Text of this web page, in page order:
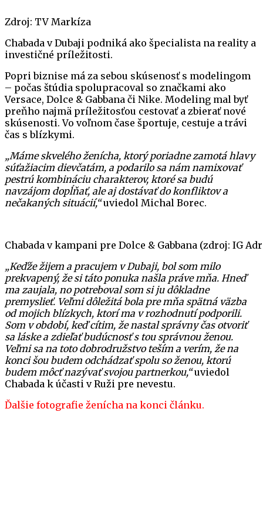
Zdroj: TV Markíza
Chabada v Dubaji podniká ako špecialista na reality a
investičné príležitosti.
Popri biznise má za sebou skúsenosť s modelingom
– počas štúdia spolupracoval so značkami ako
Versace, Dolce & Gabbana či Nike. Modeling mal byť
preňho najmä príležitosťou cestovať a zbierať nové
skúsenosti. Vo voľnom čase športuje, cestuje a trávi
čas s blízkymi.
„Máme skvelého ženícha, ktorý poriadne zamotá hlavy
súťažiacim dievčatám, a podarilo sa nám namixovať
pestrú kombináciu charakterov, ktoré sa budú
navzájom dopĺňať, ale aj dostávať do konfliktov a
nečakaných situácií,“uviedol Michal Borec.
Chabada v kampani pre Dolce & Gabbana (zdroj: IG
„Keďže žijem a pracujem v Dubaji, bol som milo
prekvapený, že si táto ponuka našla práve mňa. Hneď
ma zaujala, no potreboval som si ju dôkladne
premyslieť. Veľmi dôležitá bola pre mňa spätná väzba
od mojich blízkych, ktorí ma v rozhodnutí podporili.
Som v období, keď cítim, že nastal správny čas otvoriť
sa láske a zdieľať budúcnosť s tou správnou ženou.
Veľmi sa na toto dobrodružstvo teším a verím, že na
konci šou budem odchádzať spolu so ženou, ktorú
budem môcť nazývať svojou partnerkou,“uviedol
Chabada k účasti v Ruži pre nevestu.
Ďalšie fotografie ženícha na konci článku.